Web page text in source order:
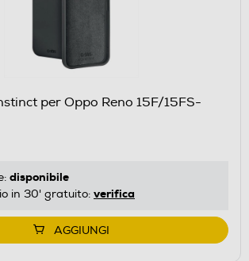
per Oppo Reno 15F/15FS-
disponibile
in 30' gratuito: verifica
AGGIUNGI